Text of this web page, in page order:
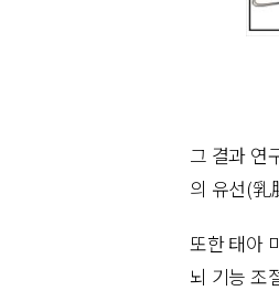
그 결과 연
의 유선(乳
또한 태아
뇌 기능 조